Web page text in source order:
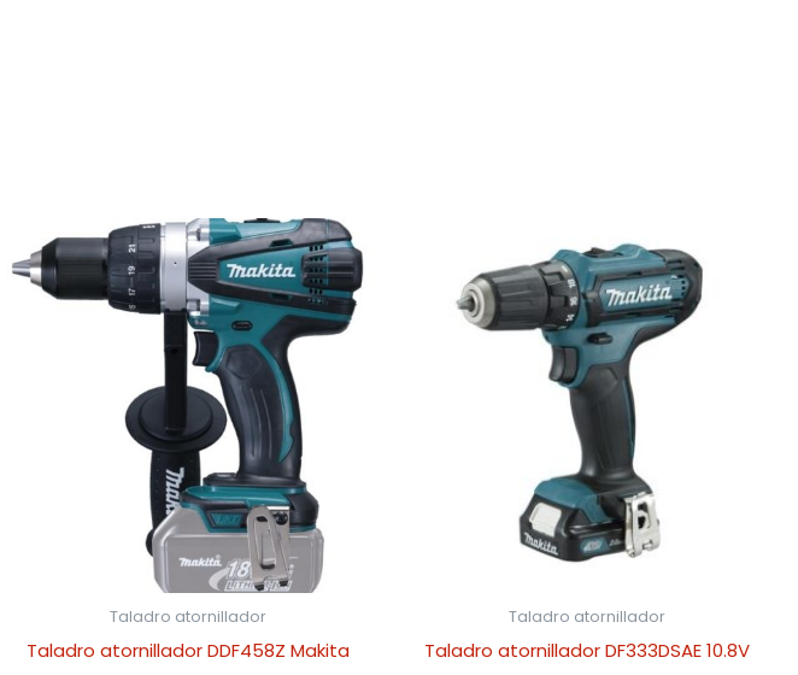
Taladro atornillador
Taladro atornillador DDF458Z Makita
Taladro atornillador
Taladro atornillador DF333DSAE 10.8V